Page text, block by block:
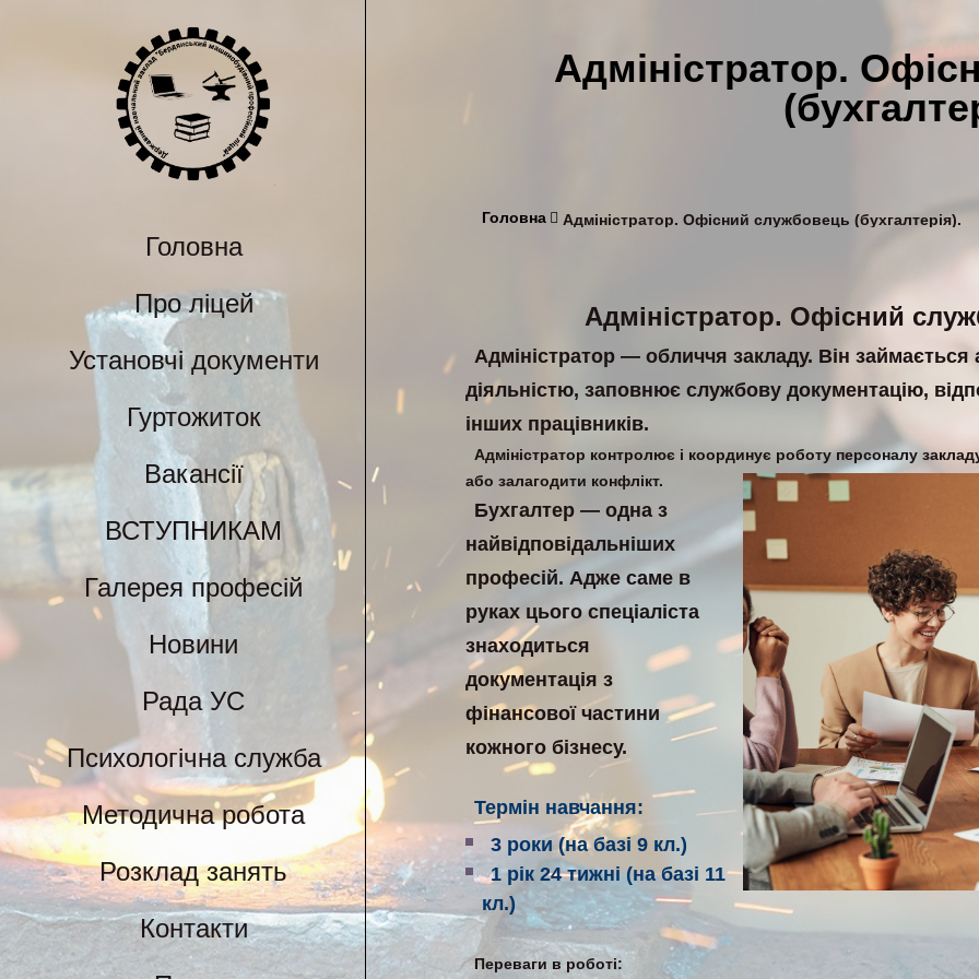
Головна
Про ліцей
Установчі документи
Гуртожиток
Вакансії
ВСТУПНИКАМ
Галерея професій
Новини
Рада УС
Психологічна служба
Методична робота
Розклад занять
Контакти
Адміністратор.
Головна Адміністратор. Офісний службовець (бухгалтерія).
Адміністратор. Офісний
Адміністратор — обличчя закладу. Він займається
діяльністю, заповнює службову документацію,
інших працівників.
Адміністратор контролює і координує роботу персоналу
або залагодити конфлікт.
Бухгалтер — одна з
найвідповідальніших
професій. Адже саме в
руках цього спеціаліста
знаходиться
документація з
фінансової частини
кожного бізнесу.
Термін навчання:
3 роки (на базі 9 кл.)
1 рік 24 тижні (на базі 11
кл.)
Переваги в роботі: